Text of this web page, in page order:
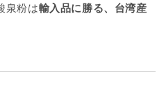
泉粉は輸入品に勝る、台湾産